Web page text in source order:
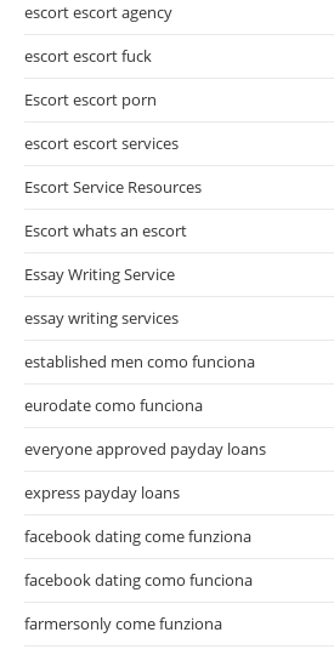
escort escort agency
escort escort fuck
Escort escort porn
escort escort services
Escort Service Resources
Escort whats an escort
Essay Writing Service
essay writing services
established men como funciona
eurodate como funciona
everyone approved payday loans
express payday loans
facebook dating come funziona
facebook dating como funciona
farmersonly come funziona